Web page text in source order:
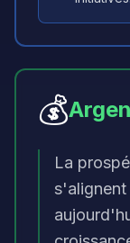
💰
La